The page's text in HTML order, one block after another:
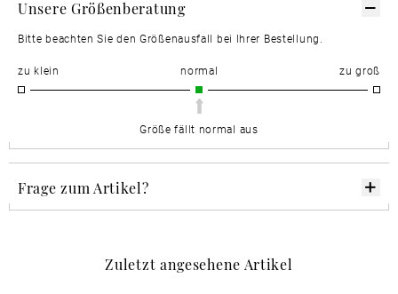
Unsere Größenberatung
Bitte beachten Sie den Größenausfall bei Ihrer Bestellung.
zu klein normal zu groß
Größe fällt normal aus
Frage zum Artikel?
Zuletzt angesehene Artikel